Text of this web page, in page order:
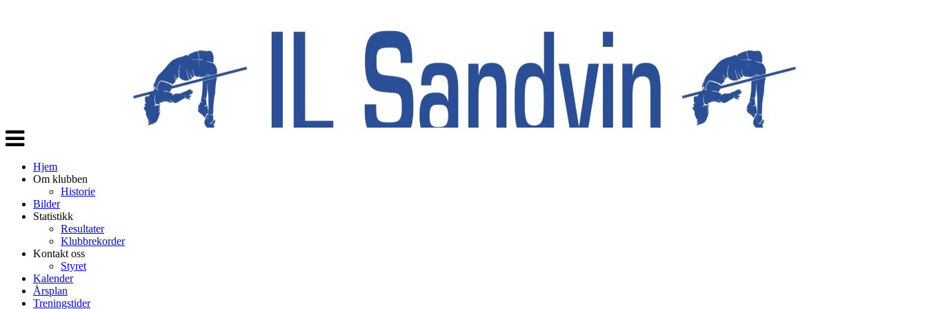
Veksle
navigasjon
Hjem
Om klubben
Historie
Bilder
Statistikk
Resultater
Klubbrekorder
Kontakt oss
Styret
Kalender
Årsplan
Treningstider